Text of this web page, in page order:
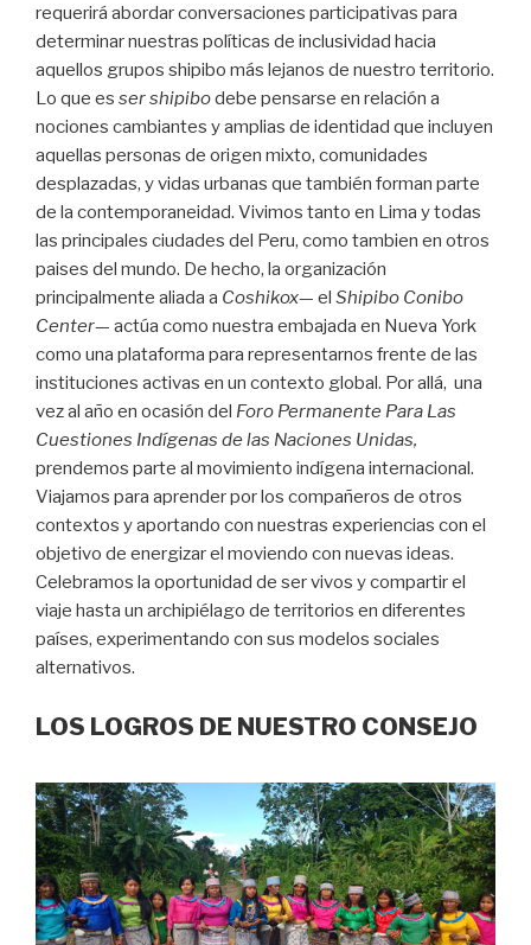
requerirá abordar conversaciones participativas para
determinar nuestras políticas de inclusividad hacia
aquellos grupos shipibo más lejanos de nuestro territorio.
Lo que es ser shipibodebe pensarse en relación a
nociones cambiantes y amplias de identidad que incluyen
aquellas personas de origen mixto, comunidades
desplazadas, y vidas urbanas que también forman parte
de la contemporaneidad. Vivimos tanto en Lima y todas
las principales ciudades del Peru, como tambien en otros
paises del mundo. De hecho, la organización
principalmente aliada a Coshikox— el Shipibo Conibo
Center— actúa como nuestra embajada en Nueva York
como una plataforma para representarnos frente de las
instituciones activas en un contexto global. Por allá, una
vez al año en ocasión del Foro Permanente Para Las
Cuestiones Indígenas de las Naciones Unidas,
prendemos parte al movimiento indígena internacional.
Viajamos para aprender por los compañeros de otros
contextos y aportando con nuestras experiencias con el
objetivo de energizar el moviendo con nuevas ideas.
Celebramos la oportunidad de ser vivos y compartir el
viaje hasta un archipiélago de territorios en diferentes
países, experimentando con sus modelos sociales
alternativos.
LOS LOGROS DE NUESTRO CONSEJO